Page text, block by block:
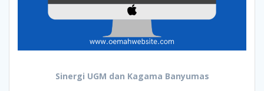
Sinergi UGM dan Kagama Banyumas